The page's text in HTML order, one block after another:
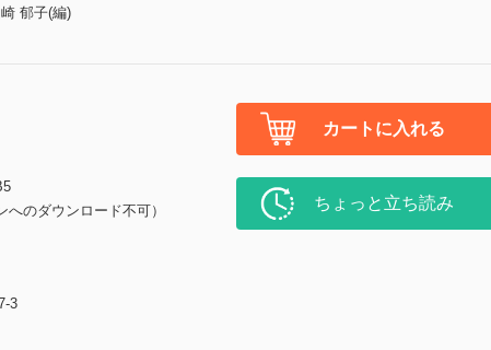
郁子(編)
へのダウンロード不可）
3
カートに入れる
ちょっと立ち読み